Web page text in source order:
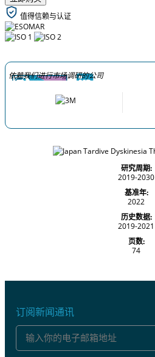
值得信赖与认证
依赖我们进行市场调研的公司
研究周期:
2019-2030
基准年:
2022
历史数据:
2019-2021
页数:
74
订阅新闻通讯